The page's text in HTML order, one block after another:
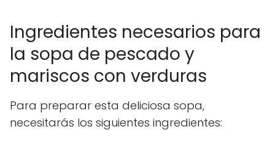
Ingredientes necesarios para
la sopa de pescado y
mariscos con verduras
Para preparar esta deliciosa sopa,
necesitarás los siguientes ingredientes: